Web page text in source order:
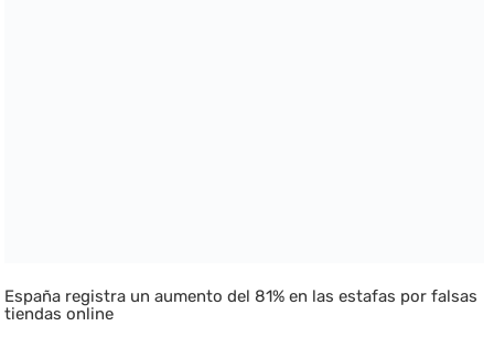
España registra un aumento del 81% en las estafas por falsas
tiendas online